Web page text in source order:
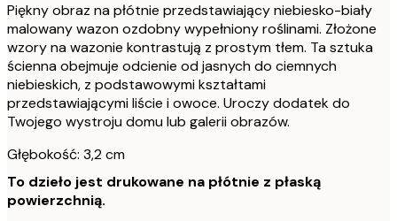
Piękny obraz na płótnie przedstawiający niebiesko-biały
malowany wazon ozdobny wypełniony roślinami. Złożone
wzory na wazonie kontrastują z prostym tłem. Ta sztuka
ścienna obejmuje odcienie od jasnych do ciemnych
niebieskich, z podstawowymi kształtami
przedstawiającymi liście i owoce. Uroczy dodatek do
Twojego wystroju domu lub galerii obrazów.
Głębokość: 3,2 cm
To dzieło jest drukowane na płótnie z płaską
powierzchnią.